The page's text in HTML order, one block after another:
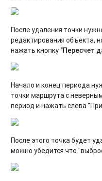
После удаления точки
редактирования объекта,
нажать кнопку "Пересчет
Начало и конец периода
точки маршрута с
период и нажать слева
После этого точка будет
можно убедится что